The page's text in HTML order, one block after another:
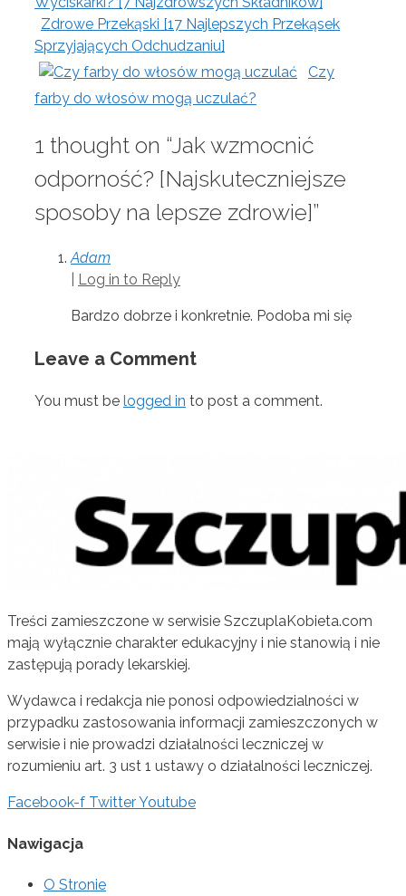
Zdrowe Przekąski [17 Najlepszych Przekąsek
Sprzyjających Odchudzaniu]
Czy
farby do włosów mogą uczulać?
1 thought on “Jak wzmocnić
odporność? [Najskuteczniejsze
sposoby na lepsze zdrowie]”
Adam
Log in to Reply
Bardzo dobrze i konkretnie. Podoba mi się
Leave a Comment
You must be logged in to post a comment.
Treści zamieszczone w serwisie SzczuplaKobieta.com
mają wyłącznie charakter edukacyjny i nie stanowią i nie
zastępują porady lekarskiej.
Wydawca i redakcja nie ponosi odpowiedzialności w
przypadku zastosowania informacji zamieszczonych w
serwisie i nie prowadzi działalności leczniczej w
rozumieniu art. 3 ust 1 ustawy o działalności leczniczej.
Facebook-f TwitterYoutube
Nawigacja
O Stronie